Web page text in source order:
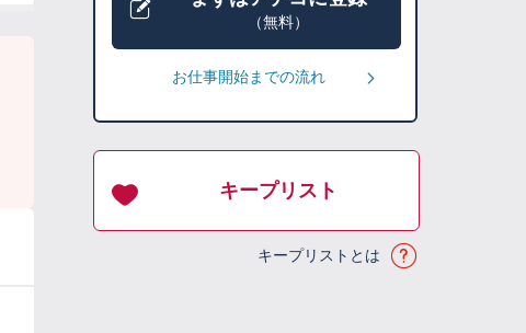
（無料）
お仕事開始までの流れ
キープリスト
キープリストとは